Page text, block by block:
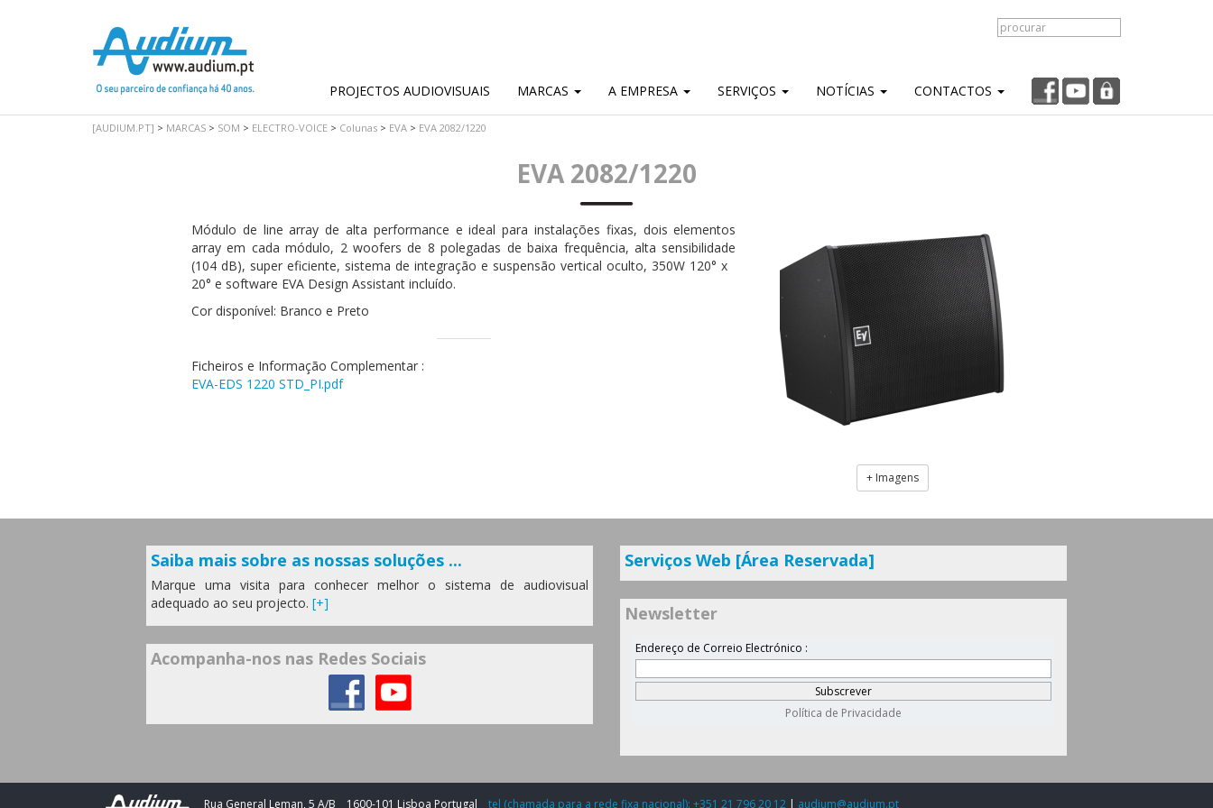
PROJECTOS AUDIOVISUAIS MARCAS A EMPRESA SERVIÇOS NOTÍCIAS CONTACTOS
[AUDIUM.PT] > MARCAS > SOM > ELECTRO-VOICE > Colunas > EVA > EVA 2082/1220
EVA 2082/1220
+ Imagens
Módulo de line array de alta performance e ideal para instalações fixas, dois elementos
array em cada módulo, 2 woofers de 8 polegadas de baixa frequência, alta sensibilidade
(104 dB), super eficiente, sistema de integração e suspensão vertical oculto, 350W 120° x
20° e software EVA Design Assistant incluído.
Cor disponível: Branco e Preto
Ficheiros e Informação Complementar :
EVA-EDS 1220 STD_PI.pdf
Saiba mais sobre as nossas soluções ...
Marque uma visita para conhecer melhor o sistema de audiovisual
adequado ao seu projecto. [+]
Acompanha-nos nas Redes Sociais
Serviços Web [Área Reservada]
Newsletter
Rua General Leman, 5 A/B 1600-101 Lisboa Portugal tel (chamada para a rede fixa nacional): +351 21 796 20 12 | audium@audium.pt